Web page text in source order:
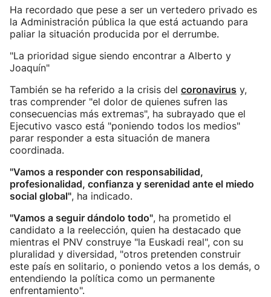
Ha recordado que pese a ser un vertedero privado es
la Administración pública la que está actuando para
paliar la situación producida por el derrumbe.
"La prioridad sigue siendo encontrar a Alberto y
Joaquín"
También se ha referido a la crisis del coronavirus y,
tras comprender "el dolor de quienes sufren las
consecuencias más extremas", ha subrayado que el
Ejecutivo vasco está "poniendo todos los medios"
parar responder a esta situación de manera
coordinada.
"Vamos a responder con responsabilidad,
profesionalidad, confianza y serenidad ante el miedo
social global", ha indicado.
"Vamos a seguir dándolo todo", ha prometido el
candidato a la reelección, quien ha destacado que
mientras el PNV construye "la Euskadi real", con su
pluralidad y diversidad, "otros pretenden construir
este país en solitario, o poniendo vetos a los demás, o
entendiendo la política como un permanente
enfrentamiento".